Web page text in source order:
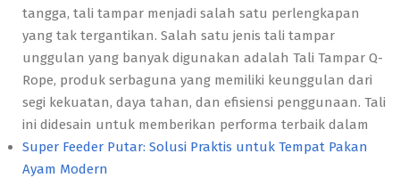
tangga, tali tampar menjadi salah satu perlengkapan
yang tak tergantikan. Salah satu jenis tali tampar
unggulan yang banyak digunakan adalah Tali Tampar Q-
Rope, produk serbaguna yang memiliki keunggulan dari
segi kekuatan, daya tahan, dan efisiensi penggunaan. Tali
ini didesain untuk memberikan performa terbaik dalam
Super Feeder Putar: Solusi Praktis untuk Tempat Pakan
Ayam Modern